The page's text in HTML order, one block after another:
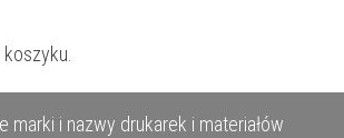
marki i nazwy drukarek i materiałów